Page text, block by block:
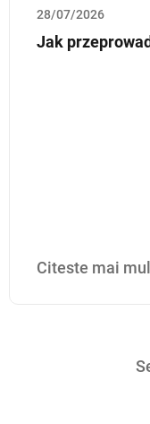
28/07/2026
Jak
Citeste mai